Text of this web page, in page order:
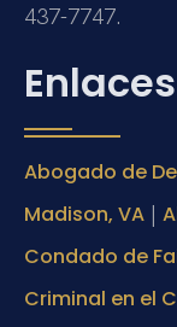
437-7747.
Abogado de
Madison, VA |
Condado de
Criminal en el